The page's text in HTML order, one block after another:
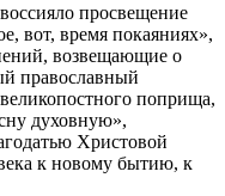
просвещение
вот, время покаяниях»,
возвещающие о
православный
поприща,
духовную»,
Христовой
к новому бытию, к